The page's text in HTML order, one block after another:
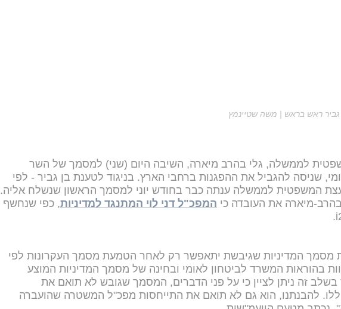
גביר ראש בראש | משה שטיינמץ
לממשלה, גלי בהרב מיארה, השיבה היום (שני) למסמך של השר
שניסה להגביל את ההפגנות ברחבי הארץ. בניגוד לטענת בן גביר - לפי
המשפטית לממשלה ענתה כבר בחודש יוני למסמך הראשון שנשלח אליה.
מיארה את העובדה כי המפכ"ל דני לוי המתנגד למדיניות, כפי שנחשף
מסמך המדיניות שגיבשת יתאפשר רק לאחר הטמעת מסמך העקרונות לפי
בהוראות המשרד לביטחון לאומי ובחינה של מסמך המדיניות המוצע
זה ניתן לציין כי על פני הדברים, המסמך שגובש לא תואם את
להבנתנו, הוא גם לא תואם את התייחסות מפכ"ל המשטרה שהועברה